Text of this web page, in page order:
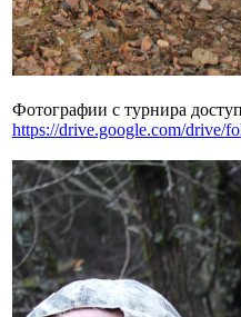
Фотографии с турнира
https://drive.google.com/drive/